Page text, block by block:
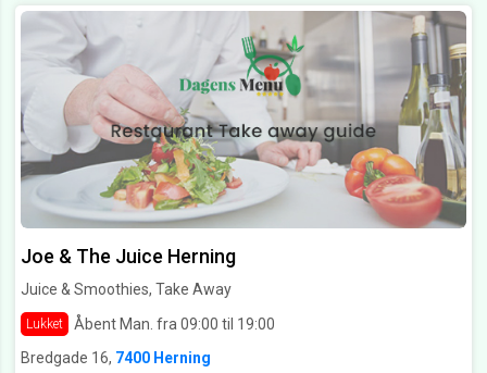
Joe & The Juice Herning
Juice & Smoothies, Take Away
Lukket
Åbent Man. fra 09:00 til 19:00
Bredgade 16, 7400 Herning